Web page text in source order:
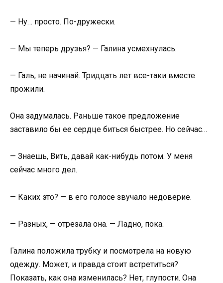
— Ну… просто. По-дружески.
— Мы теперь друзья? — Галина усмехнулась.
— Галь, не начинай. Тридцать лет все-таки вместе
прожили.
Она задумалась. Раньше такое предложение
заставило бы ее сердце биться быстрее. Но сейчас…
— Знаешь, Вить, давай как-нибудь потом. У меня
сейчас много дел.
— Каких это? — в его голосе звучало недоверие.
— Разных, — отрезала она. — Ладно, пока.
Галина положила трубку и посмотрела на новую
одежду. Может, и правда стоит встретиться?
Показать, как она изменилась? Нет, глупости. Она